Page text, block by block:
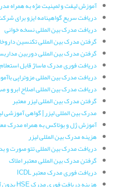
آموزش لیفت و لمینیت مژه به همراه
دریافت سریع گواهینامه ایزو برای
دریافت مدرک بین المللی نسخه خوانی
گرفتن مدرک بین المللی تکنسین
گرفتن مدرک بین المللی دوربین
دریافت فوری مدرک ماساژ قابل استعلام
دریافت مدرک بین المللی مزوتراپی
دریافت مدرک بین المللی اصلاح ابرو
گرفتن مدرک بین المللی لیزر معتبر
مدرک بین المللی لیزر | گواهی آموزشی
آموزش ژل و بوتاکس به همراه مدرک
هزینه مدرک بین المللی لیزر
دریافت مدرک بین المللی تتو صورت و
گرفتن مدرک بین المللی معتبر املاک
دریافت فوری مدرک معتبر ICDL
هزینه دریافت فوری مدرک HSE بدون آزمون